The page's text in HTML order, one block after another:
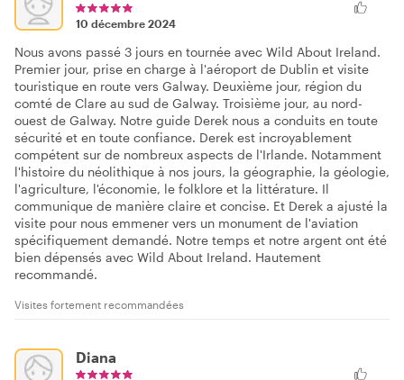
10 décembre 2024
Nous avons passé 3 jours en tournée avec Wild About Ireland.
Premier jour, prise en charge à l'aéroport de Dublin et visite
touristique en route vers Galway. Deuxième jour, région du
comté de Clare au sud de Galway. Troisième jour, au nord-
ouest de Galway. Notre guide Derek nous a conduits en toute
sécurité et en toute confiance. Derek est incroyablement
compétent sur de nombreux aspects de l'Irlande. Notamment
l'histoire du néolithique à nos jours, la géographie, la géologie,
l'agriculture, l'économie, le folklore et la littérature. Il
communique de manière claire et concise. Et Derek a ajusté la
visite pour nous emmener vers un monument de l'aviation
spécifiquement demandé. Notre temps et notre argent ont été
bien dépensés avec Wild About Ireland. Hautement
recommandé.
Visites fortement recommandées
Diana